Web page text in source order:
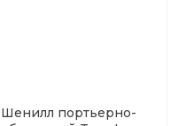
Шенилл портьерно-